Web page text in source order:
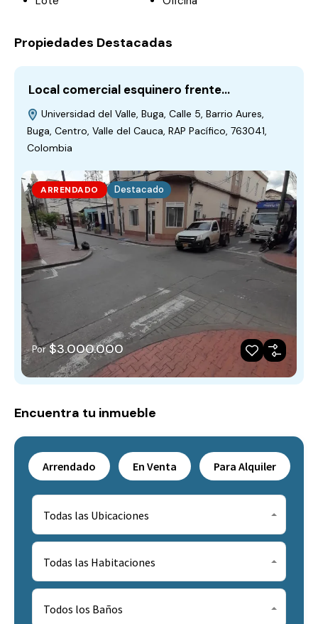
Propiedades Destacadas
Local comercial esquinero frente…
Universidad del Valle, Buga, Calle 5, Barrio Aures,
Buga, Centro, Valle del Cauca, RAP Pacífico, 763041,
Colombia
ARRENDADO Destacado
Por $3.000.000
Encuentra tu inmueble
Arrendado En Venta Para Alquiler
Todas las Ubicaciones
Todas las Habitaciones
Todos los Baños